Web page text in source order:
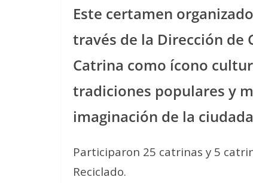
Este certamen
través de la Dirección de
Catrina como ícono
tradiciones populares y
imaginación de la
Participaron 25 catrinas y 5
Reciclado.